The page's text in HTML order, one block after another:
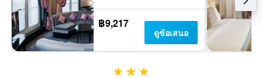
฿9,217
ดูข้อเสนอ
3 ดาว